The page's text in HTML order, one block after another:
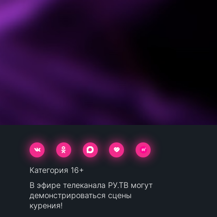
Категория 16+
В эфире телеканала РУ.ТВ могут
демонстрироваться сцены
курения!